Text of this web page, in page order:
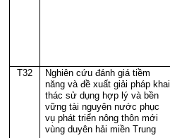
T32
Nghiên cứu đánh giá tiềm
năng và đề xuất giải pháp khai
thác sử dụng hợp lý và bền
vững tài nguyên nước phục
vụ phát triển nông thôn mới
vùng duyên hải miền Trung